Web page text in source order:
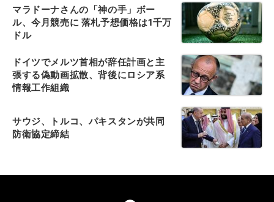
マラドーナさんの「神の手」ボー
ル、今月競売に 落札予想価格は1千万
ドル
ドイツでメルツ首相が辞任計画と主
張する偽動画拡散、背後にロシア系
情報工作組織
サウジ、トルコ、パキスタンが共同
防衛協定締結